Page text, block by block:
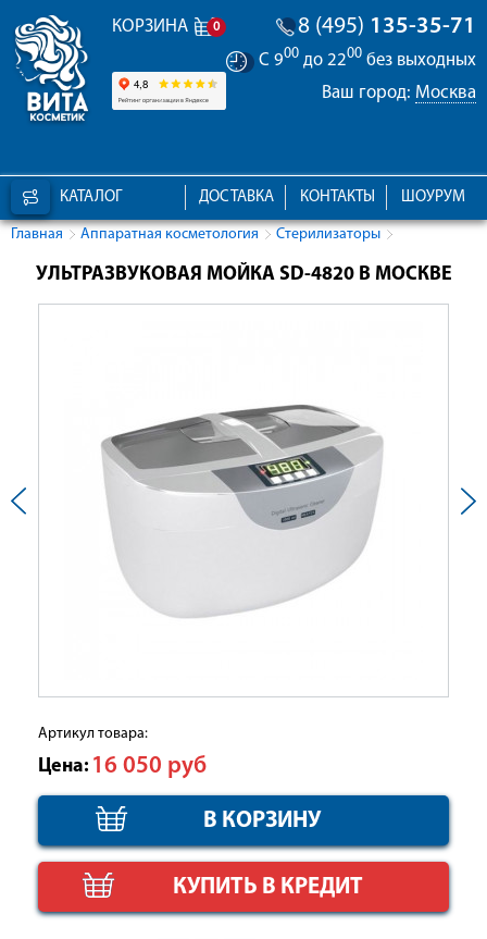
КОРЗИНА 0 8 (495) 135-35-71
С 900 до 2200 без выходных
Ваш город: Москва
КАТАЛОГ ШОУРУМ
КОНТАКТЫ
ДОСТАВКА
Главная Аппаратная косметология Стерилизаторы
УЛЬТРАЗВУКОВАЯ МОЙКА SD-4820 В МОСКВЕ
Артикул товара:
Цена: 16 050 руб
КУПИТЬ В КРЕДИТ